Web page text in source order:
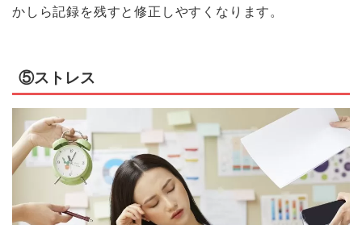
かしら記録を残すと修正しやすくなります。
⑤ストレス